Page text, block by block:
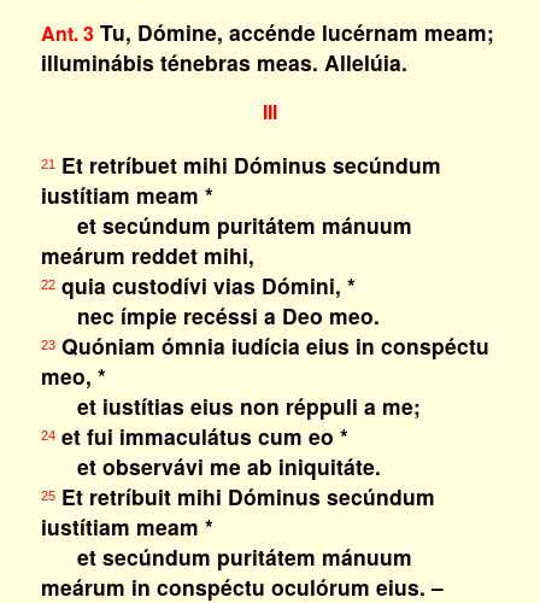
Ant. 3Tu, Dómine, accénde lucérnam meam;
illuminábis ténebras meas. Allelúia.
III
21Et retríbuet mihi Dóminus secúndum
iustítiam meam *
et secúndum puritátem mánuum
meárum reddet mihi,
22quia custodívi vias Dómini, *
nec ímpie recéssi a Deo meo.
23Quóniam ómnia iudícia eius in conspéctu
meo, *
et iustítias eius non réppuli a me;
24et fui immaculátus cum eo *
et observávi me ab iniquitáte.
25Et retríbuit mihi Dóminus secúndum
iustítiam meam *
et secúndum puritátem mánuum
meárum in conspéctu oculórum eius. –